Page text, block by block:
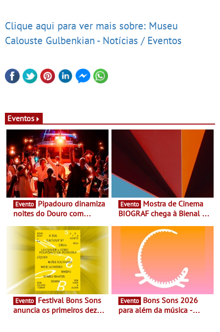
Clique aqui para ver mais sobre: Museu
Calouste Gulbenkian - Notícias / Eventos
Eventos
Evento
noites do Douro com
vinho, gastronomia e
música
Evento
BIOGRAF chega à Bienal de
Documentário, ensaio
fílmico e práticas artísticas
Evento
anuncia os primeiros dez
Evento
para além da música -